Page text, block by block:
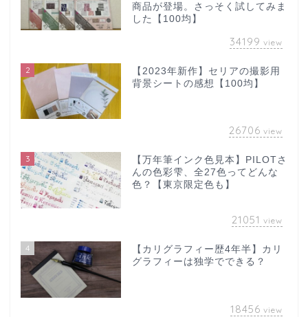
商品が登場。さっそく試してみま
した【100均】
34199 view
2
【2023年新作】セリアの撮影用
背景シートの感想【100均】
26706 view
3
【万年筆インク色見本】PILOTさ
んの色彩雫、全27色ってどんな
色？【東京限定色も】
21051 view
4
【カリグラフィー歴4年半】カリ
グラフィーは独学でできる？
18456 view